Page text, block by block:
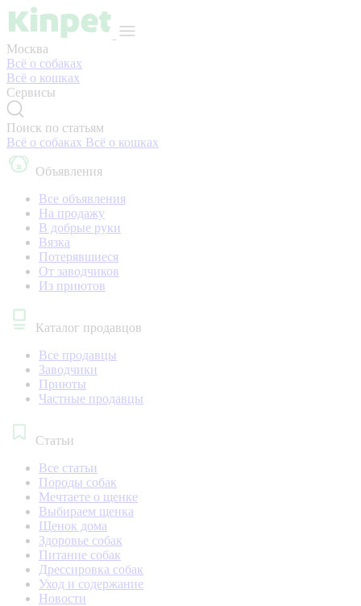
Москва
Всё о собаках
Всё о кошках
Сервисы
Поиск по статьям
Всё о собаках Всё о кошках
Объявления
Все объявления
На продажу
В добрые руки
Вязка
Потерявшиеся
От заводчиков
Из приютов
Каталог продавцов
Все продавцы
Заводчики
Приюты
Частные продавцы
Статьи
Все статьи
Породы собак
Мечтаете о щенке
Выбираем щенка
Щенок дома
Здоровье собак
Питание собак
Дрессировка собак
Уход и содержание
Новости